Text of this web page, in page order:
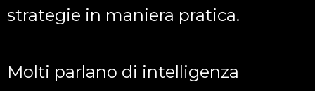
strategie in maniera pratica.
Molti parlano di intelligenza